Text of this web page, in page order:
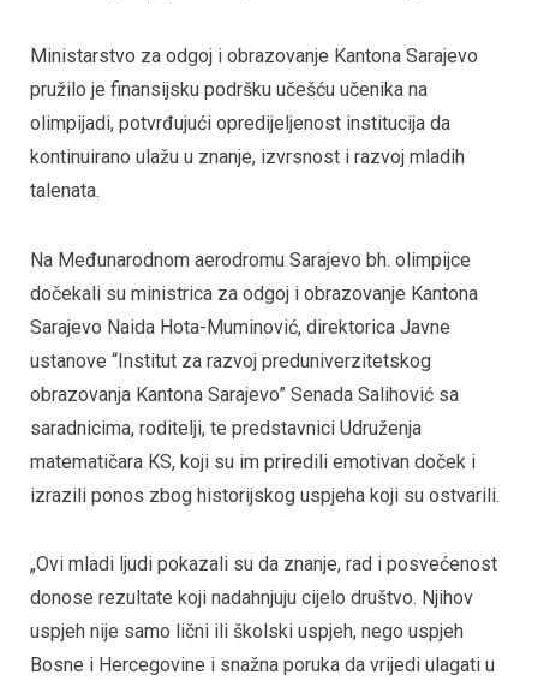
Ministarstvo za odgoj i obrazovanje Kantona Sarajevo
pružilo je finansijsku podršku učešću učenika na
olimpijadi, potvrđujući opredijeljenost institucija da
kontinuirano ulažu u znanje, izvrsnost i razvoj mladih
talenata.
Na Međunarodnom aerodromu Sarajevo bh. olimpijce
dočekali su ministrica za odgoj i obrazovanje Kantona
Sarajevo Naida Hota-Muminović, direktorica Javne
ustanove “Institut za razvoj preduniverzitetskog
obrazovanja Kantona Sarajevo” Senada Salihović sa
saradnicima, roditelji, te predstavnici Udruženja
matematičara KS, koji su im priredili emotivan doček i
izrazili ponos zbog historijskog uspjeha koji su ostvarili.
„Ovi mladi ljudi pokazali su da znanje, rad i posvećenost
donose rezultate koji nadahnjuju cijelo društvo. Njihov
uspjeh nije samo lični ili školski uspjeh, nego uspjeh
Bosne i Hercegovine i snažna poruka da vrijedi ulagati u